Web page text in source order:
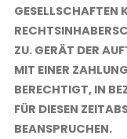
GESELLSCHAFTEN
ZU. GERÄT DER
MIT EINER
BERECHTIGT, IN
FÜR DIESEN
BEANSPRUCHEN.